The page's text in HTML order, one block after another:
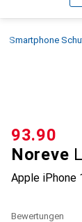
Smartphone
Noreve
Apple iPhone
CHF
93.90
Bewertungen